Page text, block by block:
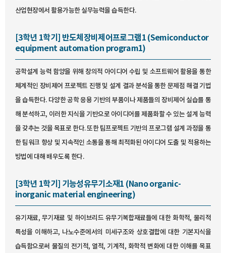
산업현장에서 활용가능한 실무능력을 습득한다.
[3학년 1학기] 반도체장비제어프로그램1 (Semiconductor
equipment automation program1)
공학설계 능력 함양을 위해 창의적 아이디어 수립 및 소프트웨어 활용을 통한
체계적인 장비제어 프로젝트 진행 및 설계 결과 분석을 통한 문제점 해결 기법
을 습득한다. 다양한 공학 응용 기반의 부품이나 제품들의 장비제어 실습를 통
해 분석하고, 이러한 지식을 기반으로 아이디어를 제품화할 수 있는 설계 능력
을 갖추는 것을 목표로 한다. 또한 팀프로젝트 기반의 프로그램 설계 과정을 통
한 팀워크 향상 및 지속적인 소통을 통해 최적화된 아이디어 도출 및 적용하는
방법에 대해 배우도록 한다.
[3학년 1학기] 기능성유무기소재1 (Nano organic-
inorganic material engineering)
유기재료, 무기재료 및 하이브리드 유무기복합재료들에 대한 화학적, 물리적
특성을 이해하고, 나노수준에서의 미세구조와 상호결합에 대한 기본지식을
습득함으로써 물질의 전기적, 열적, 기계적, 화학적 변화에 대한 이해를 목표